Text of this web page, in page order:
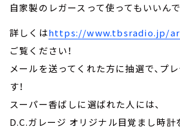
自家製のレガースって使ってもいいん
詳しくはhttps://www.tbsradio.jp/
ご覧ください！
メールを送ってくれた方に抽選で、プ
す！
スーパー香ばしに選ばれた人には、
D.C.ガレージ オリジナル目覚まし時計